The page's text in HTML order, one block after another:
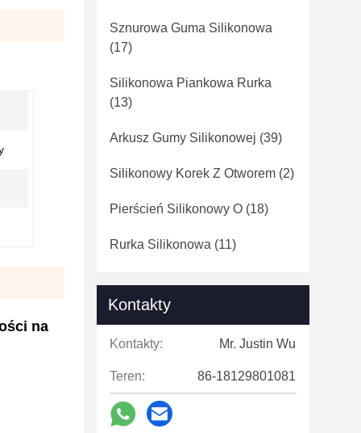
na
Sznurowa Guma Silikonowa
(17)
Silikonowa Piankowa Rurka
(13)
Arkusz Gumy Silikonowej (39)
Silikonowy Korek Z Otworem (2)
Pierścień Silikonowy O (18)
Rurka Silikonowa (11)
Kontakty
Kontakty: Mr. Justin Wu
Teren: 86-18129801081